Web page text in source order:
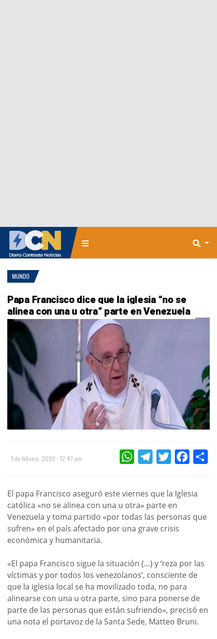
MUNDO
Papa Francisco dice que la iglesia “no se
alinea con una u otra” parte en Venezuela
1 de febrero, 2020 - 12:47 pm WHATSAPPTELEGRAMTWITTER
El papa Francisco aseguró este viernes que la Iglesia
católica «no se alinea con una u otra» parte en
Venezuela y toma partido «por todas las personas que
sufren» en el país afectado por una grave crisis
económica y humanitaria.
«El papa Francisco sigue la situación (…) y ‘reza por las
víctimas y por todos los venezolanos’, consciente de
que la iglesia local se ha movilizado toda, no para
alinearse con una u otra parte, sino para ponerse de
parte de las personas que están sufriendo», precisó en
una nota el portavoz de la Santa Sede, Matteo Bruni.